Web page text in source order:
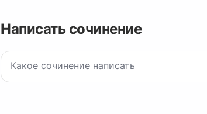
Написать сочинение